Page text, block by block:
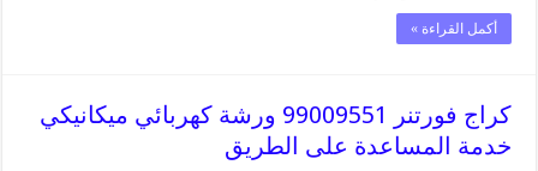
أكمل القراءة »
كراج فورتنر 99009551 ورشة كهربائي ميكانيكي
خدمة المساعدة على الطريق